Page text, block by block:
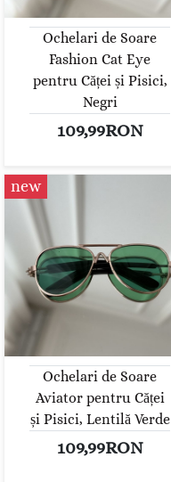
Ochelari de Soare
Fashion Cat Eye
pentru Căței și Pisici,
Negri
109,99RON
new
Ochelari de Soare
Aviator pentru Căței
și Pisici, Lentilă Verde
109,99RON